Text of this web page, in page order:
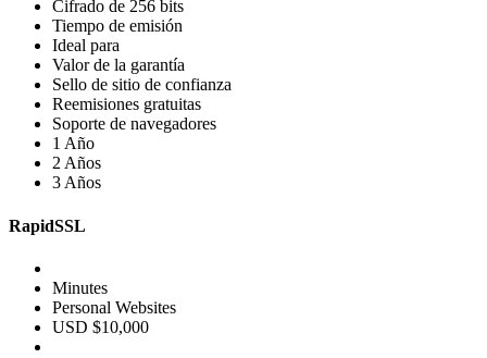
Cifrado de 256 bits
Tiempo de emisión
Ideal para
Valor de la garantía
Sello de sitio de confianza
Reemisiones gratuitas
Soporte de navegadores
1 Año
2 Años
3 Años
RapidSSL
Minutes
Personal Websites
USD $10,000